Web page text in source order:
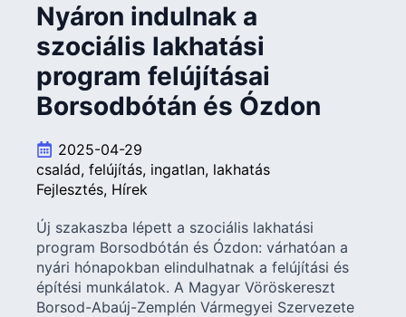
Nyáron indulnak a
szociális lakhatási
program felújításai
Borsodbótán és Ózdon
2025-04-29
család felújítás ingatlan lakhatás
Fejlesztés Hírek
Új szakaszba lépett a szociális lakhatási
program Borsodbótán és Ózdon: várhatóan a
nyári hónapokban elindulhatnak a felújítási és
építési munkálatok. A Magyar Vöröskereszt
Borsod-Abaúj-Zemplén Vármegyei Szervezete